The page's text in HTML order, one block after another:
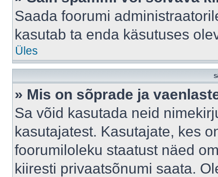
Saada foorumi
kasutab ta enda käsutuses
Üles
» Mis on sõprade ja
Sa võid kasutada neid
kasutajatest. Kasutajate, kes
foorumiloleku staatust näed
kiiresti privaatsõnumi saata.